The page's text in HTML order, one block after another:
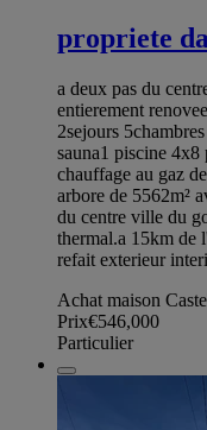
propriete
a deux pas du
entierement
2sejours
sauna1 piscine 4x8
chauffage au gaz
arbore de 5562m²
du centre ville du
thermal.a 15km de
refait exterieur
Achat maison
Prix€546,000
Particulier